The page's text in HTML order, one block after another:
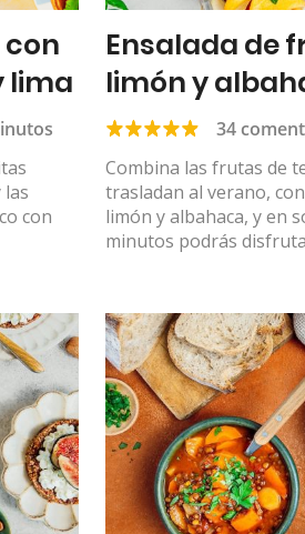
con
lima
con
Ensalada de
limón y
34
Combina las frutas de
trasladan al verano,
limón y albahaca, y en
minutos podrás